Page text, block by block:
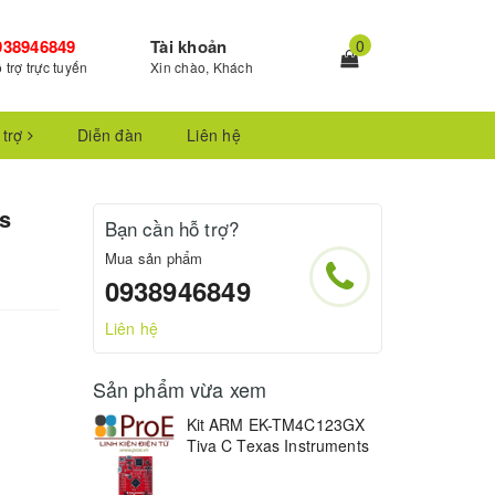
trợ trực tuyến
Tài khoản
Xin chào, Khách
0
Diễn đàn Liên hệ
Bạn cần hỗ trợ?
Mua sản phẩm
0938946849
Liên hệ
Sản phẩm vừa xem
Kit ARM EK-TM4C123GX
Tiva C Texas Instruments